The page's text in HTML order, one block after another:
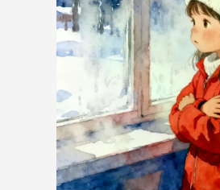
アバター動画
製品ニュース製品案内会社案内
人工知能の写真
その他のツール